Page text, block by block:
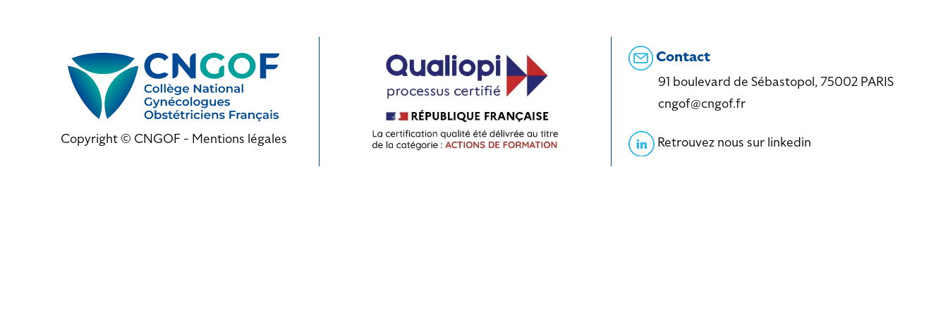
Copyright © CNGOF - Mentions légales
Contact
91 boulevard de Sébastopol, 75002 PARIS
cngof@cngof.fr
Retrouvez nous sur linkedin